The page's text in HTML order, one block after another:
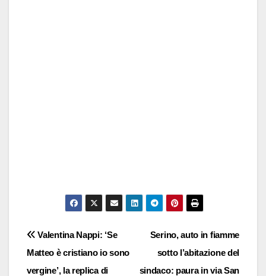
Navigazione
articoli
Serino, auto in fiamme
sotto l’abitazione del
sindaco: paura in via San
Valentina Nappi: ‘Se
Matteo è cristiano io sono
vergine’, la replica di